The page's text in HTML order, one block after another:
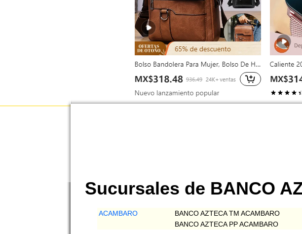
Sucursales de BANCO
ACAMBARO BANCO AZTECA TM ACAMBARO
BANCO AZTECA PP ACAMBARO